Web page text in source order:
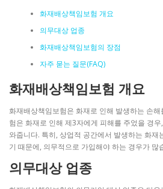
화재배상책임보험 개요
의무대상 업종
화재배상책임보험의 장점
자주 묻는 질문(FAQ)
화재배상책임보험 개요
화재배상책임보험은 화재로 인해 발생하는 손
험은 화재로 인해 제3자에게 피해를 주었을 경
와줍니다. 특히, 상업적 공간에서 발생하는 화재
기 때문에, 의무적으로 가입해야 하는 경우가 많
의무대상 업종